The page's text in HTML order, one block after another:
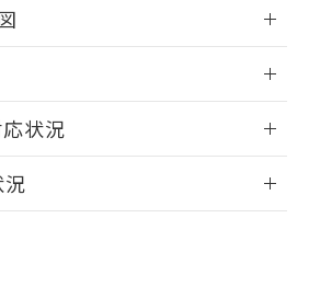
ます。
グイン/会員登録
状況
・凡例
令のフタル酸エステル類４
、対応完了までの期間は出
対応品への在庫切替を完了
ら、特段のことがない限
12日より割愛しておりま